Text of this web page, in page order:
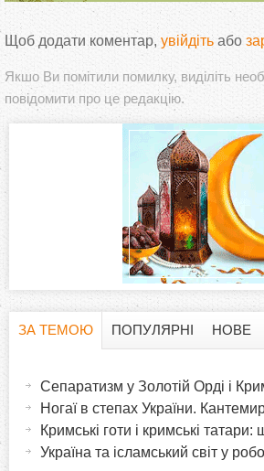
Щоб додати коментар, увійдіть або
Якшо Ви помітили помилку, виділіть
повідомити про це редакцію.
ЗА ТЕМОЮ
ПОПУЛЯРНІ НОВЕ
Сепаратизм у Золотій Орді і
Ногаї в степах України.
Кримські готи і кримські татари:
Україна та ісламський світ у